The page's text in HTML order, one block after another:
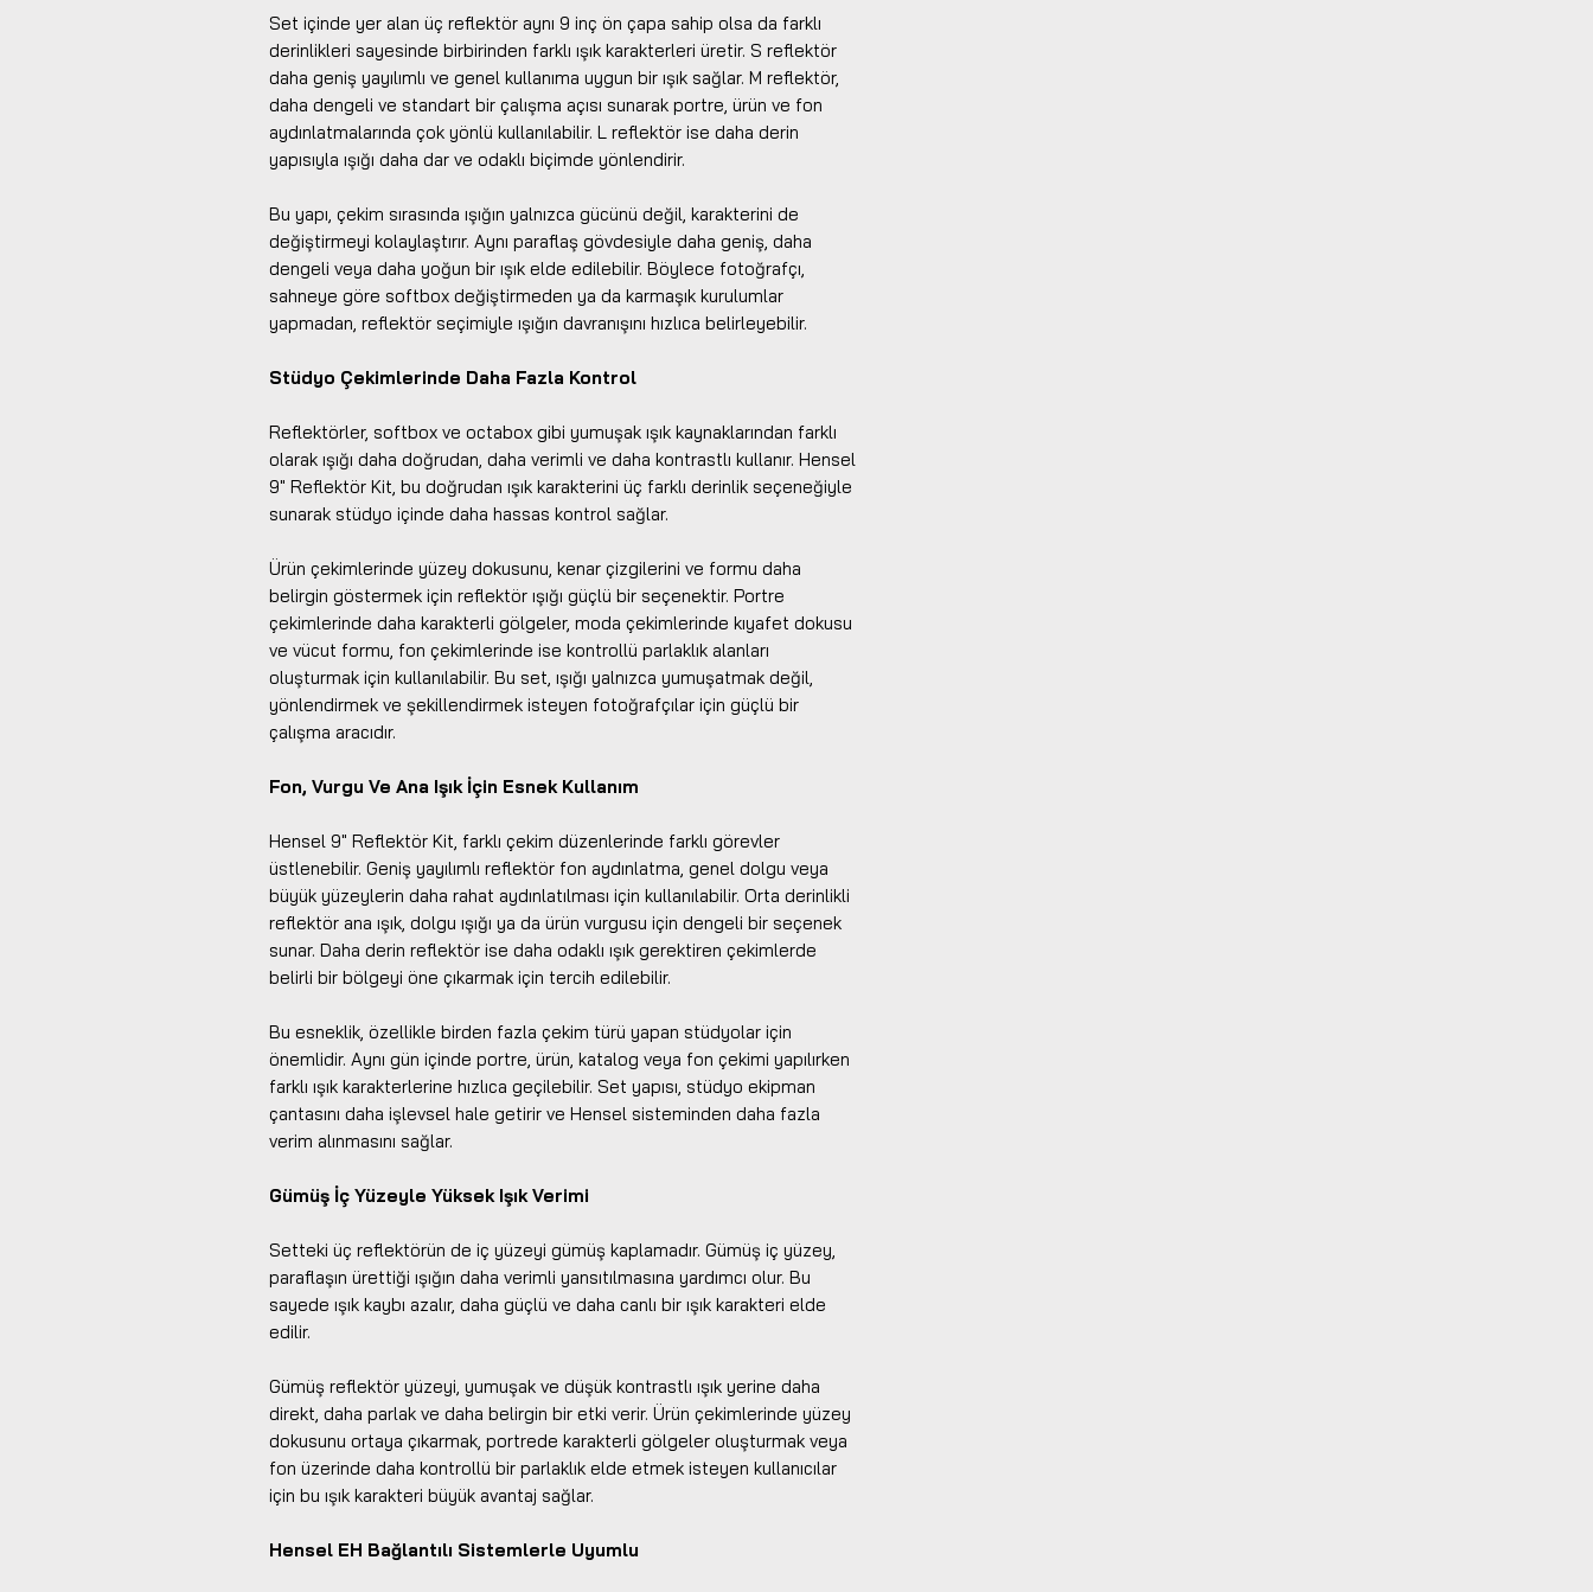
Set içinde yer alan üç reflektör aynı 9 inç ön çapa sahip olsa da farklı
derinlikleri sayesinde birbirinden farklı ışık karakterleri üretir. S reflektör
daha geniş yayılımlı ve genel kullanıma uygun bir ışık sağlar. M reflektör,
daha dengeli ve standart bir çalışma açısı sunarak portre, ürün ve fon
aydınlatmalarında çok yönlü kullanılabilir. L reflektör ise daha derin
yapısıyla ışığı daha dar ve odaklı biçimde yönlendirir.
Bu yapı, çekim sırasında ışığın yalnızca gücünü değil, karakterini de
değiştirmeyi kolaylaştırır. Aynı paraflaş gövdesiyle daha geniş, daha
dengeli veya daha yoğun bir ışık elde edilebilir. Böylece fotoğrafçı,
sahneye göre softbox değiştirmeden ya da karmaşık kurulumlar
yapmadan, reflektör seçimiyle ışığın davranışını hızlıca belirleyebilir.
Stüdyo Çekimlerinde Daha Fazla Kontrol
Reflektörler, softbox ve octabox gibi yumuşak ışık kaynaklarından farklı
olarak ışığı daha doğrudan, daha verimli ve daha kontrastlı kullanır. Hensel
9" Reflektör Kit, bu doğrudan ışık karakterini üç farklı derinlik seçeneğiyle
sunarak stüdyo içinde daha hassas kontrol sağlar.
Ürün çekimlerinde yüzey dokusunu, kenar çizgilerini ve formu daha
belirgin göstermek için reflektör ışığı güçlü bir seçenektir. Portre
çekimlerinde daha karakterli gölgeler, moda çekimlerinde kıyafet dokusu
ve vücut formu, fon çekimlerinde ise kontrollü parlaklık alanları
oluşturmak için kullanılabilir. Bu set, ışığı yalnızca yumuşatmak değil,
yönlendirmek ve şekillendirmek isteyen fotoğrafçılar için güçlü bir
çalışma aracıdır.
Fon, Vurgu Ve Ana Işık İçin Esnek Kullanım
Hensel 9" Reflektör Kit, farklı çekim düzenlerinde farklı görevler
üstlenebilir. Geniş yayılımlı reflektör fon aydınlatma, genel dolgu veya
büyük yüzeylerin daha rahat aydınlatılması için kullanılabilir. Orta derinlikli
reflektör ana ışık, dolgu ışığı ya da ürün vurgusu için dengeli bir seçenek
sunar. Daha derin reflektör ise daha odaklı ışık gerektiren çekimlerde
belirli bir bölgeyi öne çıkarmak için tercih edilebilir.
Bu esneklik, özellikle birden fazla çekim türü yapan stüdyolar için
önemlidir. Aynı gün içinde portre, ürün, katalog veya fon çekimi yapılırken
farklı ışık karakterlerine hızlıca geçilebilir. Set yapısı, stüdyo ekipman
çantasını daha işlevsel hale getirir ve Hensel sisteminden daha fazla
verim alınmasını sağlar.
Gümüş İç Yüzeyle Yüksek Işık Verimi
Setteki üç reflektörün de iç yüzeyi gümüş kaplamadır. Gümüş iç yüzey,
paraflaşın ürettiği ışığın daha verimli yansıtılmasına yardımcı olur. Bu
sayede ışık kaybı azalır, daha güçlü ve daha canlı bir ışık karakteri elde
edilir.
Gümüş reflektör yüzeyi, yumuşak ve düşük kontrastlı ışık yerine daha
direkt, daha parlak ve daha belirgin bir etki verir. Ürün çekimlerinde yüzey
dokusunu ortaya çıkarmak, portrede karakterli gölgeler oluşturmak veya
fon üzerinde daha kontrollü bir parlaklık elde etmek isteyen kullanıcılar
için bu ışık karakteri büyük avantaj sağlar.
Hensel EH Bağlantılı Sistemlerle Uyumlu